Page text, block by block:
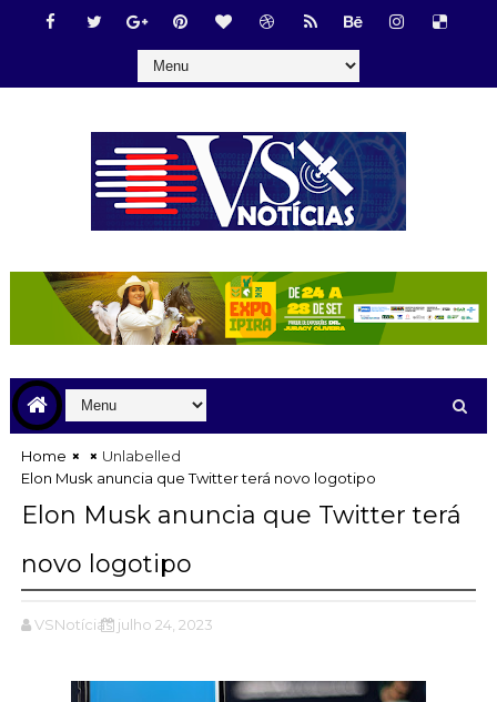
Home
Unlabelled
Elon Musk anuncia que Twitter terá novo logotipo
Elon Musk anuncia que Twitter terá
novo logotipo
VSNotícias julho 24, 2023